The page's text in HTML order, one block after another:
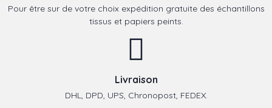
Pour être sur de votre choix expédition gratuite des échantillons
tissus et papiers peints.
Livraison
DHL, DPD, UPS, Chronopost, FEDEX.